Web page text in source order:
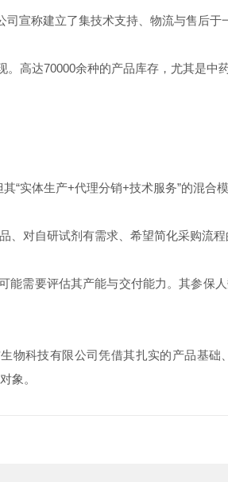
宣称建立了集技术支持、物流与售后于
高达70000余种的产品库存，尤其是
“实体生产+代理分销+技术服务”的混合
对自研试剂有需求、希望简化采购流程
需要评估其产能与交付能力。其参保
物科技有限公司凭借其扎实的产品基
象。